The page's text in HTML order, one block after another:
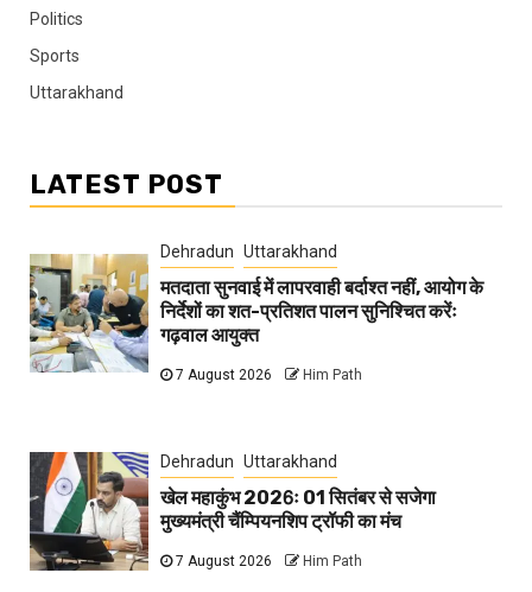
Politics
Sports
Uttarakhand
LATEST POST
Dehradun Uttarakhand
मतदाता सुनवाई में लापरवाही बर्दाश्त नहीं, आयोग के
निर्देशों का शत-प्रतिशत पालन सुनिश्चित करेंः
गढ़वाल आयुक्त
7 August 2026 Him Path
Dehradun Uttarakhand
खेल महाकुंभ 2026ः 01 सितंबर से सजेगा
मुख्यमंत्री चैंम्पियनशिप ट्रॉफी का मंच
7 August 2026 Him Path